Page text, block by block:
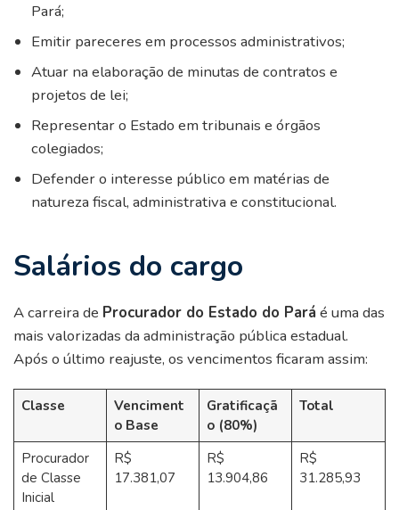
Pará;
Emitir pareceres em processos administrativos;
Atuar na elaboração de minutas de contratos e
projetos de lei;
Representar o Estado em tribunais e órgãos
colegiados;
Defender o interesse público em matérias de
natureza fiscal, administrativa e constitucional.
Salários do cargo
A carreira de Procurador do Estado do Pará é uma das
mais valorizadas da administração pública estadual.
Após o último reajuste, os vencimentos ficaram assim:
Classe
Venciment
o Base
Gratificaçã
o (80%)
Total
Procurador
de Classe
Inicial
R$
17.381,07
R$
13.904,86
R$
31.285,93